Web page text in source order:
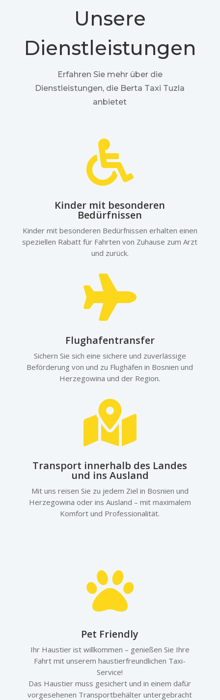
Unsere
Dienstleistungen
Erfahren Sie mehr über die
Dienstleistungen, die Berta Taxi Tuzla
anbietet

Kinder mit besonderen
Bedürfnissen
Kinder mit besonderen Bedürfnissen erhalten einen
speziellen Rabatt für Fahrten von Zuhause zum Arzt
und zurück.

Flughafentransfer
Sichern Sie sich eine sichere und zuverlässige
Beförderung von und zu Flughäfen in Bosnien und
Herzegowina und der Region.

Transport innerhalb des Landes
und ins Ausland
Mit uns reisen Sie zu jedem Ziel in Bosnien und
Herzegowina oder ins Ausland – mit maximalem
Komfort und Professionalität.

Pet Friendly
Ihr Haustier ist willkommen – genießen Sie Ihre
Fahrt mit unserem haustierfreundlichen Taxi-
Service!
Das Haustier muss gesichert und in einem dafür
vorgesehenen Transportbehälter untergebracht